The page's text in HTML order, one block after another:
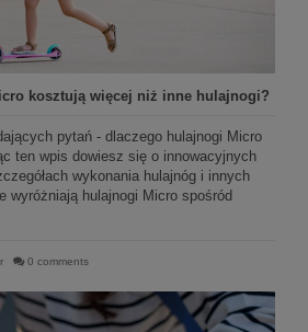
kosztują więcej niż inne hulajnogi?
pytań - dlaczego hulajnogi Micro
ten wpis dowiesz się o innowacyjnych
wykonania hulajnóg i innych
wyróżniają hulajnogi Micro spośród
0 comments